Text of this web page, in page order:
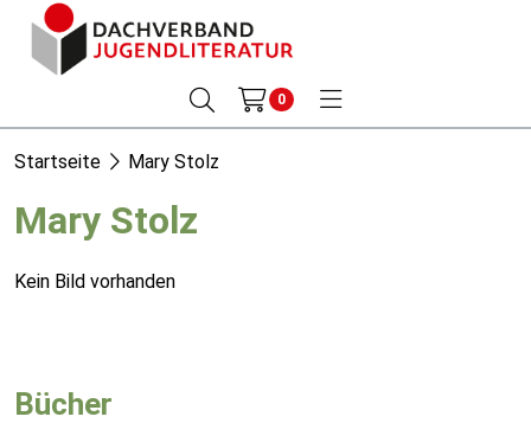
0
Startseite Mary Stolz
Mary Stolz
Kein Bild vorhanden
Bücher